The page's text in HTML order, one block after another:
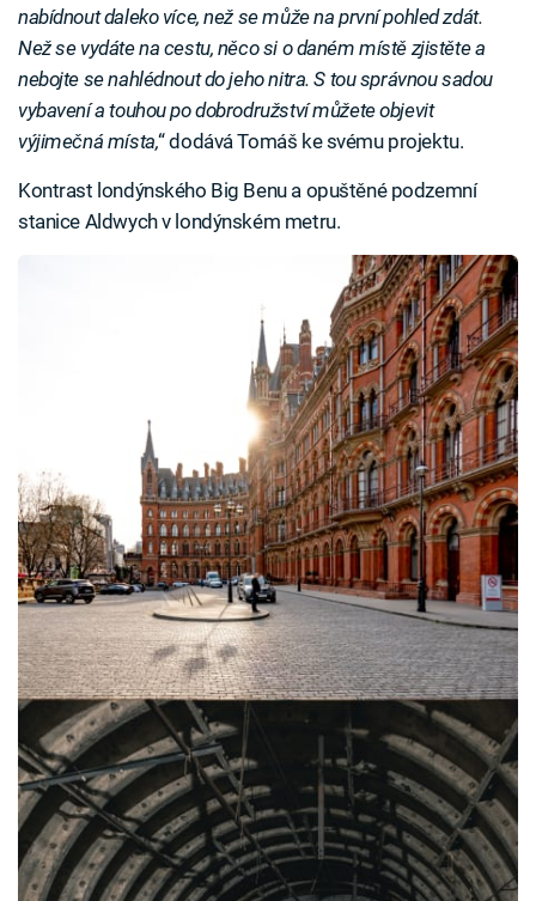
nabídnout daleko více, než se může na první pohled zdát.
Než se vydáte na cestu, něco si o daném místě zjistěte a
nebojte se nahlédnout do jeho nitra. S tou správnou sadou
vybavení a touhou po dobrodružství můžete objevit
výjimečná místa,“ dodává Tomáš ke svému projektu.
Kontrast londýnského Big Benu a opuštěné podzemní
stanice Aldwych v londýnském metru.